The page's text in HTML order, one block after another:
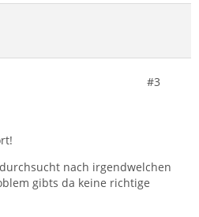
#3
nach irgendwelchen
gibts da keine richtige